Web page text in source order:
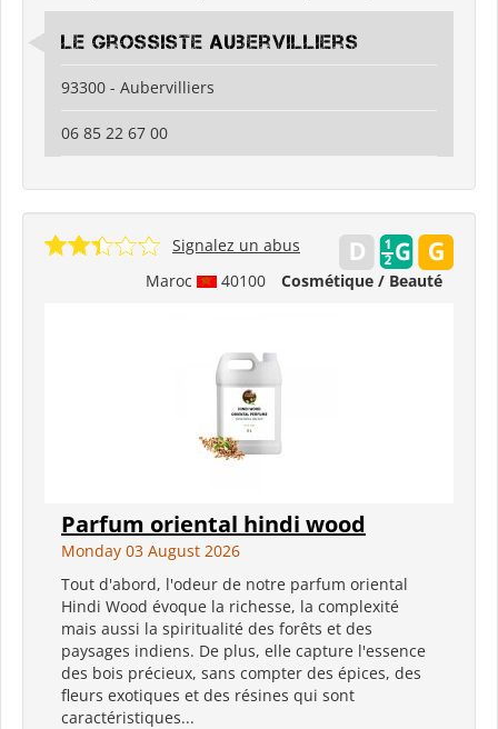
Le Grossiste Aubervilliers
93300 - Aubervilliers
06 85 22 67 00
Maroc 40100 Cosmétique / Beauté
Signalez un abus
Parfum oriental hindi wood
Monday 03 August 2026
Tout d'abord, l'odeur de notre parfum oriental
Hindi Wood évoque la richesse, la complexité
mais aussi la spiritualité des forêts et des
paysages indiens. De plus, elle capture l'essence
des bois précieux, sans compter des épices, des
fleurs exotiques et des résines qui sont
caractéristiques...